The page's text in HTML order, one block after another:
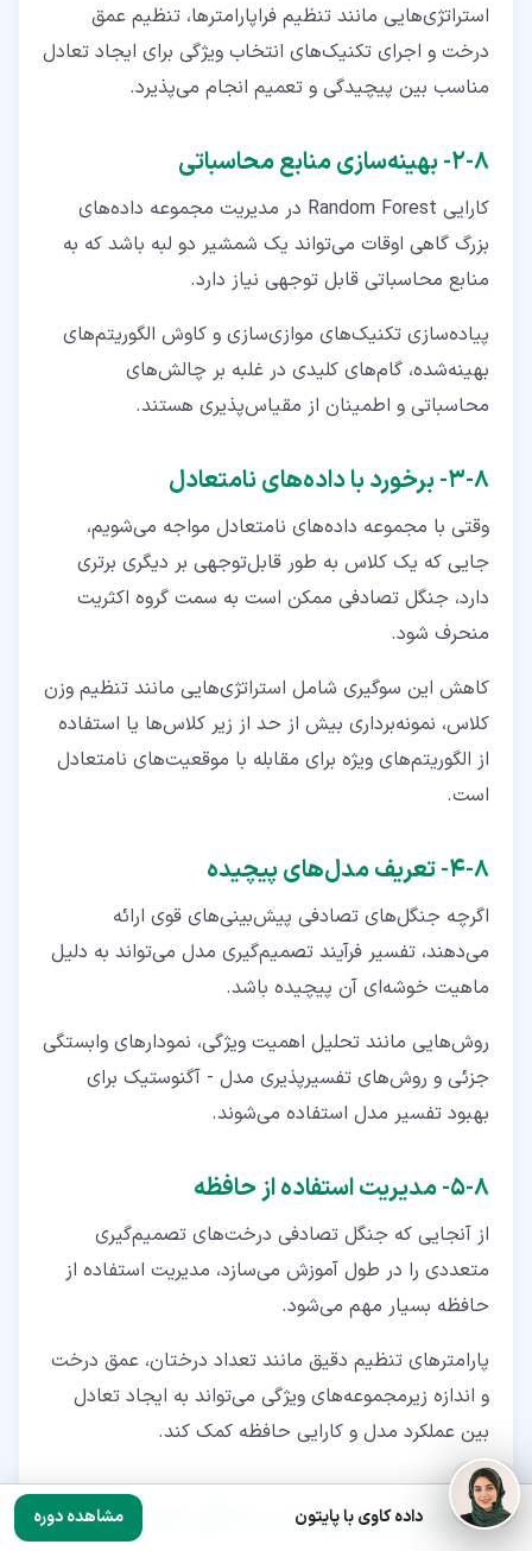
استراتژی‌هایی مانند تنظیم فراپارامترها، تنظیم عمق
درخت و اجرای تکنیک‌های انتخاب ویژگی برای ایجاد تعادل
مناسب بین پیچیدگی و تعمیم انجام می‌پذیرد.
۸‏-‏۲‏- بهینه‌سازی منابع محاسباتی
کارایی Random Forest در مدیریت مجموعه‌ داده‌های
بزرگ گاهی اوقات می‌تواند یک شمشیر دو لبه باشد که به
منابع محاسباتی قابل‌ توجهی نیاز دارد.
پیاده‌سازی تکنیک‌های موازی‌سازی و کاوش الگوریتم‌های
بهینه‌شده، گام‌های کلیدی در غلبه بر چالش‌های
محاسباتی و اطمینان از مقیاس‌پذیری هستند.
۸‏-‏۳‏- برخورد با داده‌های نامتعادل
وقتی با مجموعه داده‌های نامتعادل مواجه می‌شویم،
جایی که یک کلاس به طور قابل‌توجهی بر دیگری برتری
دارد، جنگل تصادفی ممکن است به سمت گروه اکثریت
منحرف شود.
کاهش این سوگیری شامل استراتژی‌هایی مانند تنظیم وزن
کلاس، نمونه‌برداری بیش از حد از زیر کلاس‌ها یا استفاده
از الگوریتم‌های ویژه برای مقابله با موقعیت‌های نامتعادل
است.
۸‏-‏۴‏- تعریف مدل‌های پیچیده
اگرچه جنگل‌های تصادفی پیش‌بینی‌های قوی ارائه
می‌دهند، تفسیر فرآیند تصمیم‌گیری مدل می‌تواند به دلیل
ماهیت خوشه‌ای آن پیچیده باشد.
روش‌هایی مانند تحلیل اهمیت ویژگی، نمودارهای وابستگی
جزئی و روش‌های تفسیرپذیری مدل - آگنوستیک برای
بهبود تفسیر مدل استفاده می‌شوند.
۸‏-‏۵‏- مدیریت استفاده از حافظه
از آنجایی‌ که جنگل تصادفی درخت‌های تصمیم‌گیری
متعددی را در طول آموزش می‌سازد، مدیریت استفاده از
حافظه بسیار مهم می‌شود.
پارامترهای تنظیم دقیق مانند تعداد درختان، عمق درخت
و اندازه زیرمجموعه‌های ویژگی می‌تواند به ایجاد تعادل
بین عملکرد مدل و کارایی حافظه کمک کند.
۹‏- روندهای آینده در جنگل تصادفی داده کاوی با پایتون مشاهده دوره